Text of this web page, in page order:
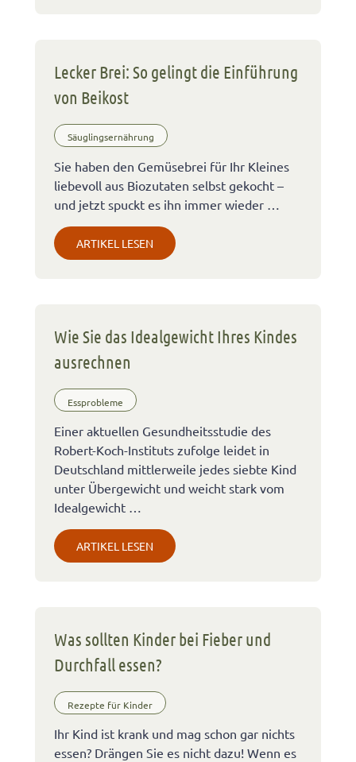
Lecker Brei: So gelingt die Einführung
von Beikost
Säuglingsernährung
Sie haben den Gemüsebrei für Ihr Kleines
liebevoll aus Biozutaten selbst gekocht –
und jetzt spuckt es ihn immer wieder …
ARTIKEL LESEN
Wie Sie das Idealgewicht Ihres Kindes
ausrechnen
Essprobleme
Einer aktuellen Gesundheitsstudie des
Robert-Koch-Instituts zufolge leidet in
Deutschland mittlerweile jedes siebte Kind
unter Übergewicht und weicht stark vom
Idealgewicht …
ARTIKEL LESEN
Was sollten Kinder bei Fieber und
Durchfall essen?
Rezepte für Kinder
Ihr Kind ist krank und mag schon gar nichts
essen? Drängen Sie es nicht dazu! Wenn es